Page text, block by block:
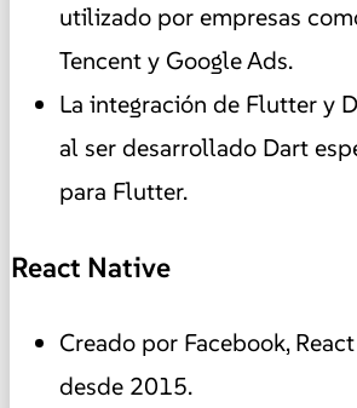
utilizado por empresas
Tencent y Google Ads.
La integración de Flutter y
al ser desarrollado Dart
para Flutter.
React Native
Creado por Facebook,
desde 2015.